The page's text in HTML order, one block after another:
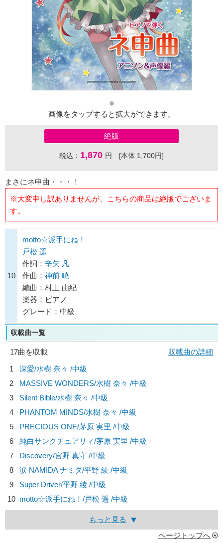
画像をタップすると拡大ができます。
絶版
税込： 1,870 円 [本体 1,700円]
まさにネ申曲・・・！
※大変申し訳ありませんが、こちらの商品は絶版でございま
す。
10
motto☆派手にね！
戸松 遥
作詞： 辛矢 凡
作曲： 神前 暁
編曲：村上 由紀
楽器：ピアノ
グレード：中級
収載曲一覧
17曲を収載
収載曲の詳細
1
深愛/水樹 奈々 /中級
2
MASSIVE WONDERS/水樹 奈々 /中級
3
Silent Bible/水樹 奈々 /中級
4
PHANTOM MINDS/水樹 奈々 /中級
5
PRECIOUS ONE/茅原 実里 /中級
6
純白サンクチュアリィ/茅原 実里 /中級
7
Discovery/宮野 真守 /中級
8
涙 NAMIDA ナミダ/平野 綾 /中級
9
Super Driver/平野 綾 /中級
10 motto☆派手にね！/戸松 遥 /中級
もっと見る
ページトップへ